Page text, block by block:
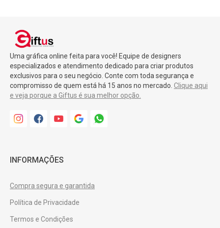
Uma gráfica online feita para você! Equipe de designers
especializados e atendimento dedicado para criar produtos
exclusivos para o seu negócio. Conte com toda segurança e
compromisso de quem está há 15 anos no mercado. Clique aqui
e veja porque a Giftus é sua melhor opção.
INFORMAÇÕES
Compra segura e garantida
Política de Privacidade
Termos e Condições